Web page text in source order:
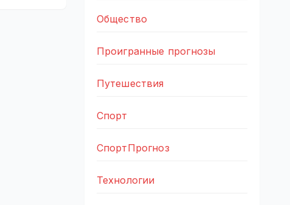
Общество
Проигранные прогнозы
Путешествия
Спорт
СпортПрогноз
Технологии